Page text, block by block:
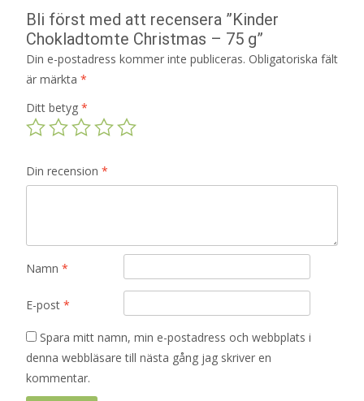
Bli först med att recensera ”Kinder
Chokladtomte Christmas – 75 g”
Din e-postadress kommer inte publiceras. Obligatoriska fält
är märkta *
Ditt betyg *
Din recension *
Namn *
E-post *
Spara mitt namn, min e-postadress och webbplats i
denna webbläsare till nästa gång jag skriver en
kommentar.